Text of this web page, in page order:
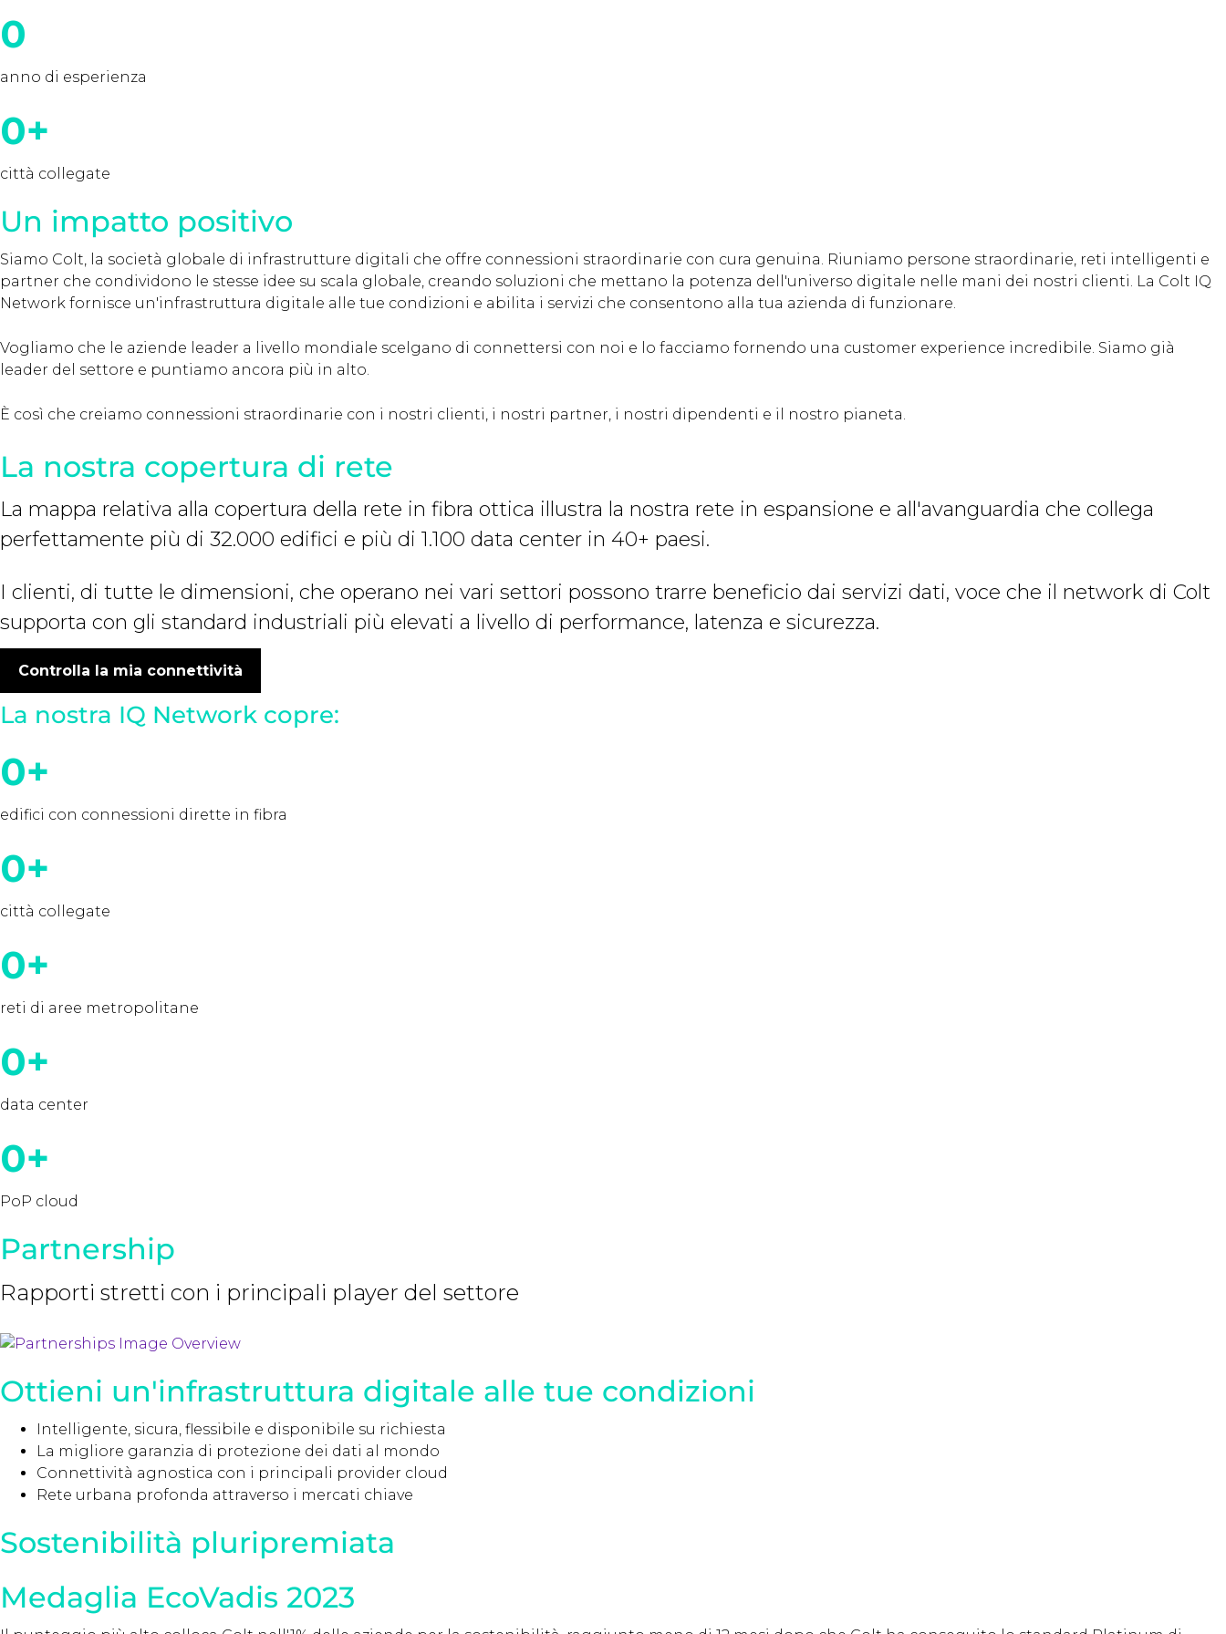
0
anno di esperienza
0+
città collegate
Un impatto positivo
Siamo Colt, la società globale di infrastrutture digitali che offre connessioni straordinarie con cura genuina. Riuniamo persone straordinarie, reti intelligenti e
partner che condividono le stesse idee su scala globale, creando soluzioni che mettano la potenza dell'universo digitale nelle mani dei nostri clienti. La Colt IQ
Network fornisce un'infrastruttura digitale alle tue condizioni e abilita i servizi che consentono alla tua azienda di funzionare.
Vogliamo che le aziende leader a livello mondiale scelgano di connettersi con noi e lo facciamo fornendo una customer experience incredibile. Siamo già
leader del settore e puntiamo ancora più in alto.
È così che creiamo connessioni straordinarie con i nostri clienti, i nostri partner, i nostri dipendenti e il nostro pianeta.
La nostra copertura di rete
La mappa relativa alla copertura della rete in fibra ottica illustra la nostra rete in espansione e all'avanguardia che collega
perfettamente più di 32.000 edifici e più di 1.100 data center in 40+ paesi.
I clienti, di tutte le dimensioni, che operano nei vari settori possono trarre beneficio dai servizi dati, voce che il network di Colt
supporta con gli standard industriali più elevati a livello di performance, latenza e sicurezza.
Controlla la mia connettività
La nostra IQ Network copre:
0+
edifici con connessioni dirette in fibra
0+
città collegate
0+
reti di aree metropolitane
0+
data center
0+
PoP cloud
Partnership
Rapporti stretti con i principali player del settore
Ottieni un'infrastruttura digitale alle tue condizioni
Intelligente, sicura, flessibile e disponibile su richiesta
La migliore garanzia di protezione dei dati al mondo
Connettività agnostica con i principali provider cloud
Rete urbana profonda attraverso i mercati chiave
Sostenibilità pluripremiata
Medaglia EcoVadis 2023